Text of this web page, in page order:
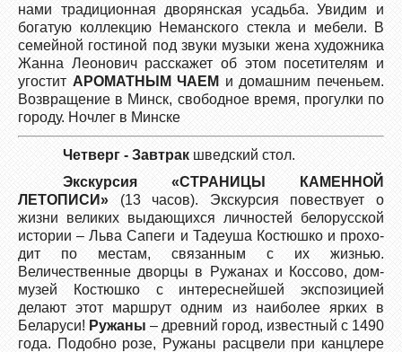
нами традиционная дворянская усадьба. Увидим и
богатую коллекцию Неманского стекла и мебели. В
семейной гостиной под звуки музыки жена художника
Жанна Леонович расскажет об этом посетителям и
угостит АРОМАТНЫМ ЧАЕМ и домашним печеньем.
Возвращение в Минск, свободное время, прогулки по
городу. Ночлег в Минске
Четверг - Завтрак шведский стол.
Экскурсия «СТРАНИЦЫ КАМЕННОЙ
ЛЕТОПИСИ» (13 часов). Экскурсия повествует о
жизни великих выдающихся личностей белорусской
истории – Льва Сапеги и Тадеуша Костюшко и прохо­
дит по местам, связанным с их жизнью.
Величественные дворцы в Ружанах и Коссово, дом-
музей Костюшко с интереснейшей экспозицией
делают этот маршрут одним из наиболее ярких в
Белару­си! Ружаны – древний город, известный с 1490
года. Подобно розе, Ружаны расцвели при канцлере